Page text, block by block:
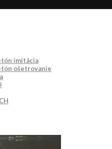
imitácia
ošetrovanie